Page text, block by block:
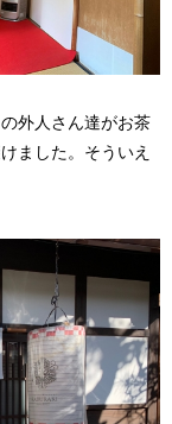
外人さん達がお茶
ました。そういえ